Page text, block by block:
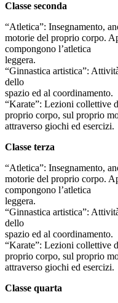
Classe seconda
“Atletica”: Insegnamento,
motorie del proprio corpo.
compongono l’atletica
leggera.
“Ginnastica artistica”:
dello
spazio ed al coordinamento.
“Karate”: Lezioni collettive
proprio corpo, sul proprio
attraverso giochi ed esercizi.
Classe terza
“Atletica”: Insegnamento,
motorie del proprio corpo.
compongono l’atletica
leggera.
“Ginnastica artistica”:
dello
spazio ed al coordinamento.
“Karate”: Lezioni collettive
proprio corpo, sul proprio
attraverso giochi ed esercizi.
Classe quarta